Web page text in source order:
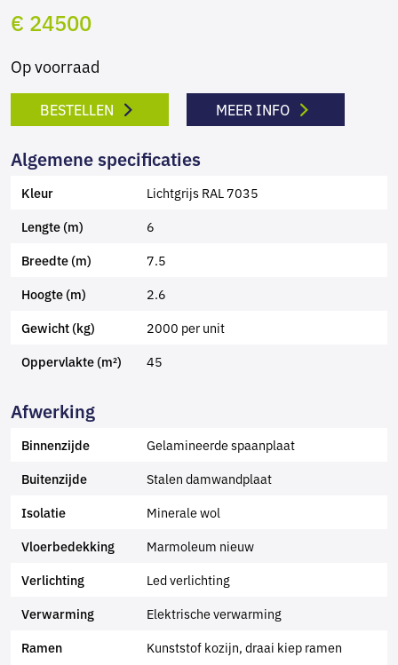
€ 24500
Op voorraad
BESTELLEN MEER INFO
Algemene specificaties
Kleur Lichtgrijs RAL 7035
Lengte (m) 6
Breedte (m) 7.5
Hoogte (m) 2.6
Gewicht (kg) 2000 per unit
Oppervlakte (m²) 45
Afwerking
Binnenzijde Gelamineerde spaanplaat
Buitenzijde Stalen damwandplaat
Isolatie Minerale wol
Vloerbedekking Marmoleum nieuw
Verlichting Led verlichting
Verwarming Elektrische verwarming
Ramen
Kunststof kozijn, draai kiep ramen